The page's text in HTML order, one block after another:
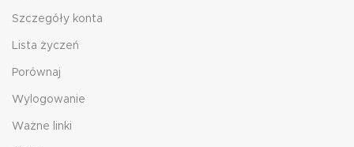
Szczegóły konta
Lista życzeń
Porównaj
Wylogowanie
Ważne linki